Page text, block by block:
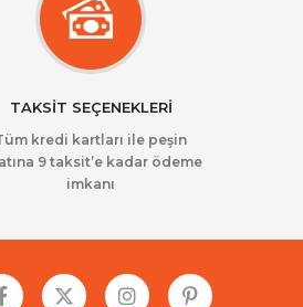
TAKSİT SEÇENEKLERİ
kredi kartları ile peşin
9 taksit’e kadar ödeme
imkanı